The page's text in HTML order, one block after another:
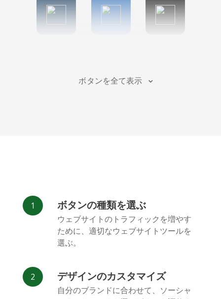
Facebook
Messenger
Odnoklassniki
ボタンを全て表示
ボタンの種類を選ぶ
ウェブサイトのトラフィックを増やす
ために、適切なウェブサイトツールを
選ぶ。
デザインのカスタマイズ
自分のブランドに合わせて、ソーシャ